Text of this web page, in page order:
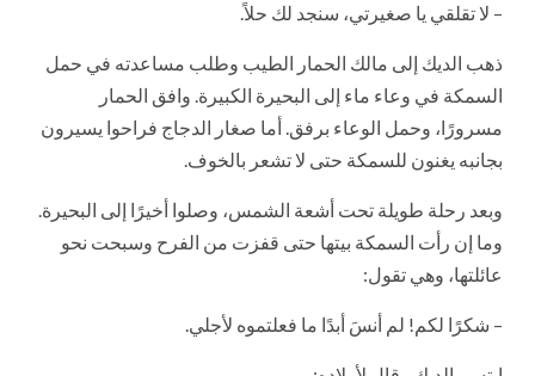
– لا تقلقي يا صغيرتي، سنجد لك حلاً.
ذهب الديك إلى مالك الحمار الطيب وطلب مساعدته في حمل
السمكة في وعاء ماء إلى البحيرة الكبيرة. وافق الحمار
مسرورًا، وحمل الوعاء برفق. أما صغار الدجاج فراحوا يسيرون
بجانبه يغنون للسمكة حتى لا تشعر بالخوف.
وبعد رحلة طويلة تحت أشعة الشمس، وصلوا أخيرًا إلى البحيرة.
وما إن رأت السمكة بيتها حتى قفزت من الفرح وسبحت نحو
عائلتها، وهي تقول:
– شكرًا لكم! لم أنسَ أبدًا ما فعلتموه لأجلي.